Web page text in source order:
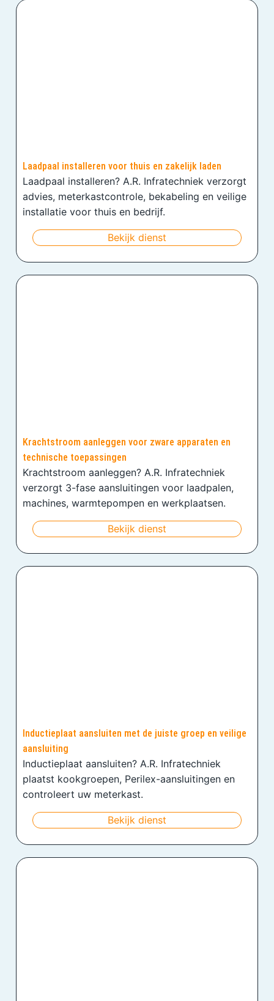
Laadpaal installeren voor thuis en zakelijk laden
Laadpaal installeren? A.R. Infratechniek verzorgt
advies, meterkastcontrole, bekabeling en veilige
installatie voor thuis en bedrijf.
Bekijk dienst
Krachtstroom aanleggen voor zware apparaten en
technische toepassingen
Krachtstroom aanleggen? A.R. Infratechniek
verzorgt 3-fase aansluitingen voor laadpalen,
machines, warmtepompen en werkplaatsen.
Bekijk dienst
Inductieplaat aansluiten met de juiste groep en veilige
aansluiting
Inductieplaat aansluiten? A.R. Infratechniek
plaatst kookgroepen, Perilex-aansluitingen en
controleert uw meterkast.
Bekijk dienst